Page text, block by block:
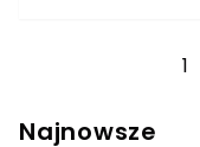
miłość. Idealny
związek to
1
Najnowsze